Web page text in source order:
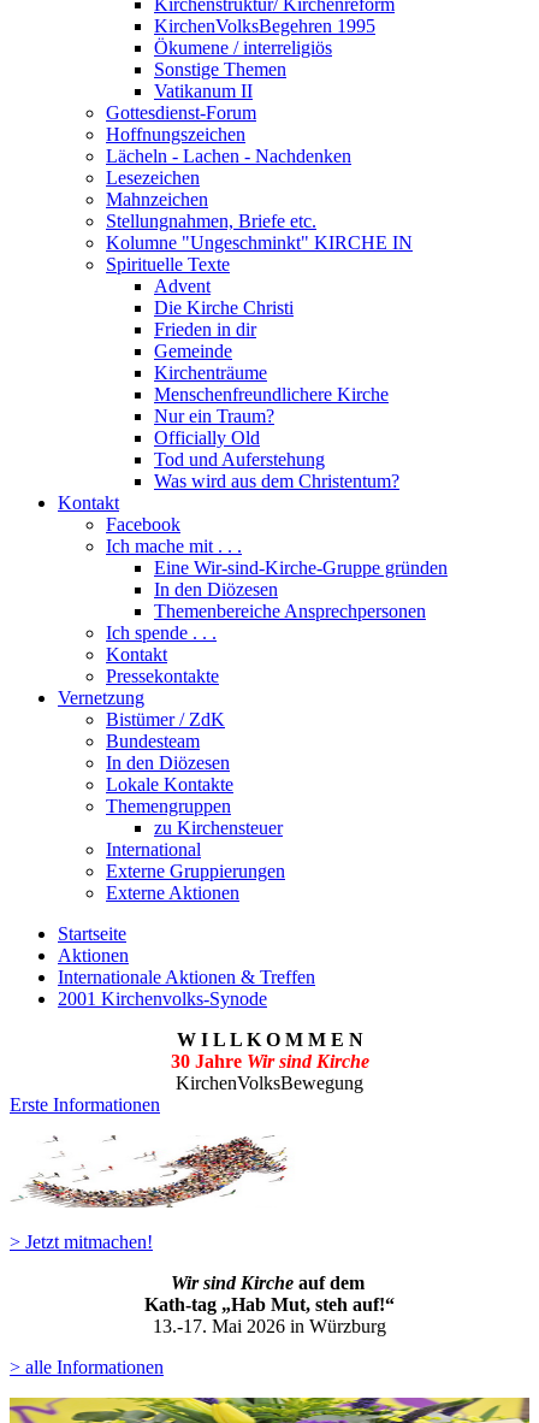
Kirchenstruktur/ Kirchenreform
KirchenVolksBegehren 1995
Ökumene / interreligiös
Sonstige Themen
Vatikanum II
Gottesdienst-Forum
Hoffnungszeichen
Lächeln - Lachen - Nachdenken
Lesezeichen
Mahnzeichen
Stellungnahmen, Briefe etc.
Kolumne "Ungeschminkt" KIRCHE IN
Spirituelle Texte
Advent
Die Kirche Christi
Frieden in dir
Gemeinde
Kirchenträume
Menschenfreundlichere Kirche
Nur ein Traum?
Officially Old
Tod und Auferstehung
Was wird aus dem Christentum?
Kontakt
Facebook
Ich mache mit . . .
Eine Wir-sind-Kirche-Gruppe gründen
In den Diözesen
Themenbereiche Ansprechpersonen
Ich spende . . .
Kontakt
Pressekontakte
Vernetzung
Bistümer / ZdK
Bundesteam
In den Diözesen
Lokale Kontakte
Themengruppen
zu Kirchensteuer
International
Externe Gruppierungen
Externe Aktionen
Startseite
Aktionen
Internationale Aktionen & Treffen
2001 Kirchenvolks-Synode
W I L L K O M M E N
30 Jahre Wir sind Kirche
KirchenVolksBewegung
Erste Informationen
> Jetzt mitmachen!
Wir sind Kirche auf dem
Kath-tag „Hab Mut, steh auf!“
13.-17. Mai 2026 in Würzburg
> alle Informationen